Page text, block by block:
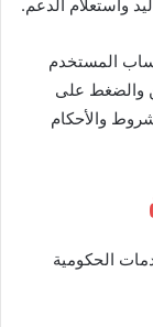
واستعلام الدعم.
المستخدم
والضغط على
والأحكام
الحكومية